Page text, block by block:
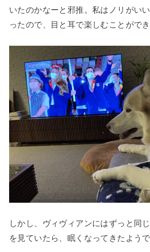
いたのかなーと邪推。私はノリがい
ったので、目と耳で楽しむことができ
しかし、ヴィヴィアンにはずっと同
を見ていたら、眠くなってきたようで